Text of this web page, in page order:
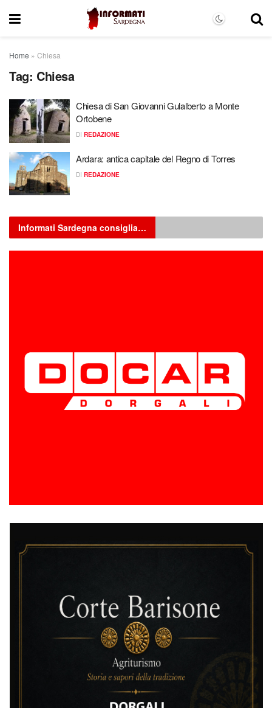
Home » Chiesa
Tag: Chiesa
Chiesa di San Giovanni Gulalberto a Monte
Ortobene
DI REDAZIONE
Ardara: antica capitale del Regno di Torres
DI REDAZIONE
Informati Sardegna consiglia…